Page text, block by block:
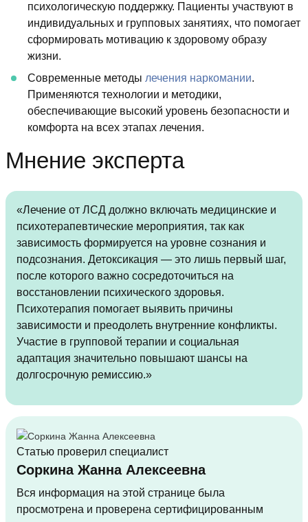
психологическую поддержку. Пациенты участвуют в
индивидуальных и групповых занятиях, что помогает
сформировать мотивацию к здоровому образу
жизни.
Современные методы лечения наркомании.
Применяются технологии и методики,
обеспечивающие высокий уровень безопасности и
комфорта на всех этапах лечения.
Мнение эксперта
«Лечение от ЛСД должно включать медицинские и
психотерапевтические мероприятия, так как
зависимость формируется на уровне сознания и
подсознания. Детоксикация — это лишь первый шаг,
после которого важно сосредоточиться на
восстановлении психического здоровья.
Психотерапия помогает выявить причины
зависимости и преодолеть внутренние конфликты.
Участие в групповой терапии и социальная
адаптация значительно повышают шансы на
долгосрочную ремиссию.»
Статью проверил специалист
Соркина Жанна Алексеевна
Вся информация на этой странице была
просмотрена и проверена сертифицированным